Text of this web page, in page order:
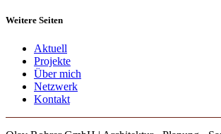
Weitere Seiten
Aktuell
Projekte
Über mich
Netzwerk
Kontakt